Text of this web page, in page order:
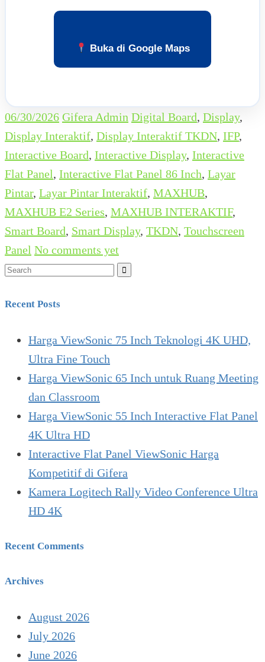
Buka di Google Maps
06/30/2026 Gifera Admin Digital Board, Display,
Display Interaktif, Display Interaktif TKDN, IFP,
Interactive Board, Interactive Display, Interactive
Flat Panel, Interactive Flat Panel 86 Inch, Layar
Pintar, Layar Pintar Interaktif, MAXHUB,
MAXHUB E2 Series, MAXHUB INTERAKTIF,
Smart Board, Smart Display, TKDN, Touchscreen
Panel No comments yet
Search
Recent Posts
Harga ViewSonic 75 Inch Teknologi 4K UHD,
Ultra Fine Touch
Harga ViewSonic 65 Inch untuk Ruang Meeting
dan Classroom
Harga ViewSonic 55 Inch Interactive Flat Panel
4K Ultra HD
Interactive Flat Panel ViewSonic Harga
Kompetitif di Gifera
Kamera Logitech Rally Video Conference Ultra
HD 4K
Recent Comments
Archives
August 2026
July 2026
June 2026